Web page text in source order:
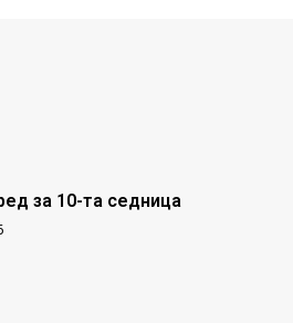
за 10-та седница